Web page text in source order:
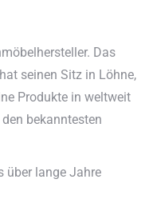
Das
seinen Sitz in Löhne,
Produkte in weltweit
bekanntesten
über lange Jahre